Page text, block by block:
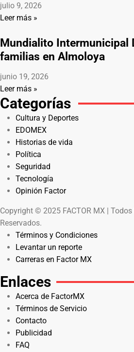
julio 9, 2026
Leer más »
Mundialito Intermunicipal
familias en Almoloya
junio 19, 2026
Leer más »
Categorías
Cultura y Deportes
EDOMEX
Historias de vida
Política
Seguridad
Tecnología
Opinión Factor
Copyright © 2025 FACTOR MX |
Reservados.
Términos y Condiciones
Levantar un reporte
Carreras en Factor MX
Enlaces
Acerca de FactorMX
Términos de Servicio
Contacto
Publicidad
FAQ